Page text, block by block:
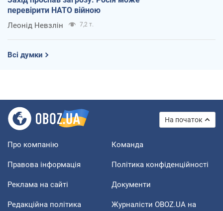
перевірити НАТО війною
Леонід Невзлін 7,2 т.
Всі думки
На початок
Про компанію Команда
Правова інформація Політика конфіденційності
Реклама на сайті Документи
Редакційна політика
Журналісти OBOZ.UA на